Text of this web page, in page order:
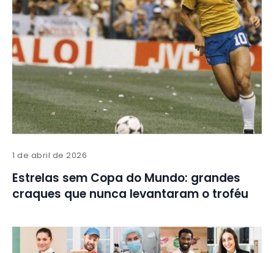
1 de abril de 2026
Estrelas sem Copa do Mundo: grandes
craques que nunca levantaram o troféu